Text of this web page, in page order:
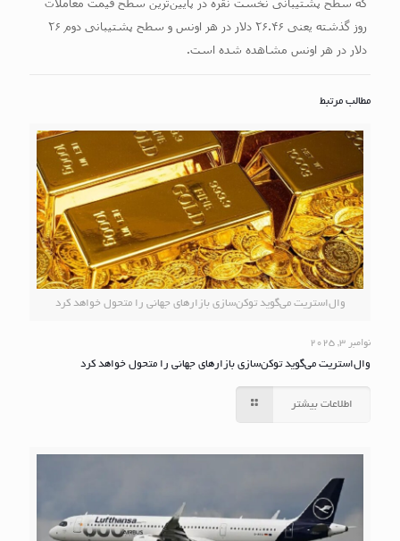
روز گذشته یعنی ۲۶.۴۶ دلار در هر اونس و سطح پشتیبانی دوم ۲۶
دلار در هر اونس مشاهده شده است.
مطالب مرتبط
وال‌استریت می‌گوید توکن‌سازی بازارهای جهانی را متحول خواهد کرد
نوامبر 3, 2025
وال‌استریت می‌گوید توکن‌سازی بازارهای جهانی را متحول خواهد کرد
اطلاعات بیشتر